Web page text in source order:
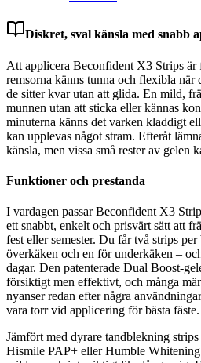
Diskret, sval känsla med snabb
Att applicera Beconfident X3 Strips är
remsorna känns tunna och flexibla när
de sitter kvar utan att glida. En mild,
munnen utan att sticka eller kännas
minuterna känns det varken kladdigt
kan upplevas något stram. Efteråt
känsla, men vissa små rester av gelen
Funktioner och prestanda
I vardagen passar Beconfident X3
ett snabbt, enkelt och prisvärt sätt att
fest eller semester. Du får två strips
överkäken och en för underkäken –
dagar. Den patenterade Dual Boost-
försiktigt men effektivt, och många
nyanser redan efter några
vara torr vid applicering för bästa fäste.
Jämfört med dyrare tandblekning
Hismile PAP+ eller Humble